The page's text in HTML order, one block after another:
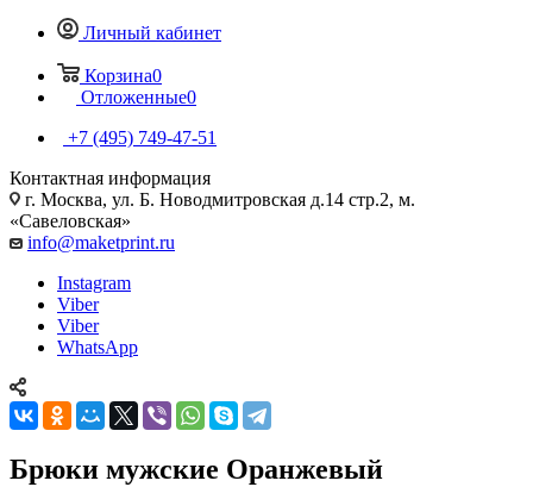
Личный кабинет
Корзина0
Отложенные0
+7 (495) 749-47-51
Контактная информация
г. Москва, ул. Б. Новодмитровская д.14 стр.2, м.
«Савеловская»
info@maketprint.ru
Instagram
Viber
Viber
WhatsApp
Брюки мужские Оранжевый